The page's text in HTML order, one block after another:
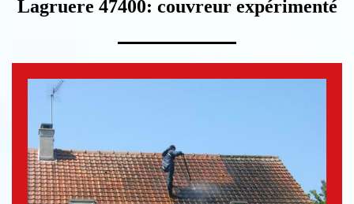
Lagruere 47400: couvreur expérimenté